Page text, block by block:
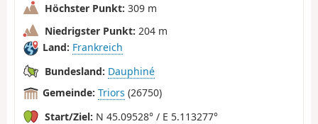
Höchster Punkt: 309 m
Niedrigster Punkt: 204 m
Land: Frankreich
Bundesland: Dauphiné
Gemeinde: Triors (26750)
Start/Ziel: N 45.09528° / E 5.113277°